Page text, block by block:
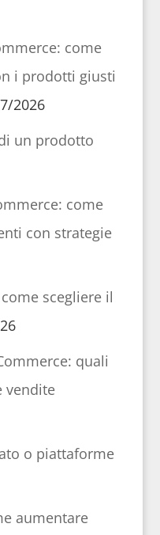
come
i prodotti giusti
2026
un prodotto
come
con strategie
scegliere il
quali
vendite
o piattaforme
aumentare